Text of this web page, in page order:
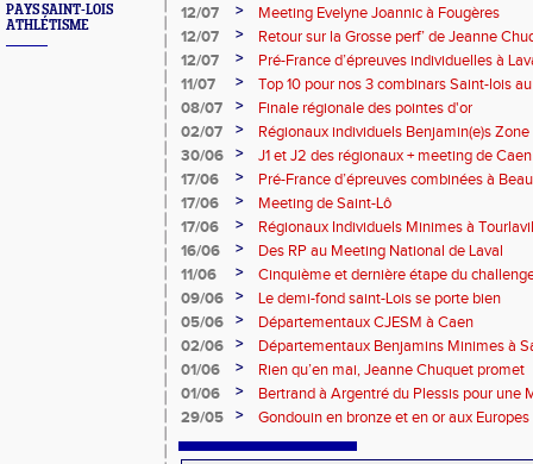
PAYS SAINT-LOIS
ATHLÉTISME
12/07
>
Meeting Evelyne Joannic à Fougères
12/07
>
Retour sur la Grosse perf’ de Jeanne
de l’Est Lyonnais
12/07 >
Pré-France d’épreuves individuelles à
11/07
>
Top 10 pour nos 3 combinars Saint-lois
d'EC à Aix-en-Provence
08/07 >
Finale régionale des pointes d'or
02/07
>
Régionaux individuels Benjamin(e)s
30/06
>
J1 et J2 des régionaux + meeting de Caen
17/06
>
Pré-France d’épreuves combinées à
17/06
>
Meeting de Saint-Lô
17/06
>
Régionaux Individuels Minimes à
16/06
>
Des RP au Meeting National de Laval
11/06
>
Cinquième et dernière étape du
09/06
>
Le demi-fond saint-Lois se porte bien
05/06
>
Départementaux CJESM à Caen
02/06
>
Départementaux Benjamins Minimes à
01/06
>
Rien qu’en mai, Jeanne Chuquet promet
01/06
>
Bertrand à Argentré du Plessis pour une
29/05
> Gondouin en bronze et en or aux Europes